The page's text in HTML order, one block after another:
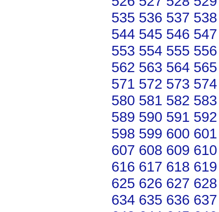
535 536 537 538
544 545 546 547
553 554 555 556
562 563 564 565
571 572 573 574
580 581 582 583
589 590 591 592
598 599 600 601
607 608 609 610
616 617 618 619
625 626 627 628
634 635 636 637